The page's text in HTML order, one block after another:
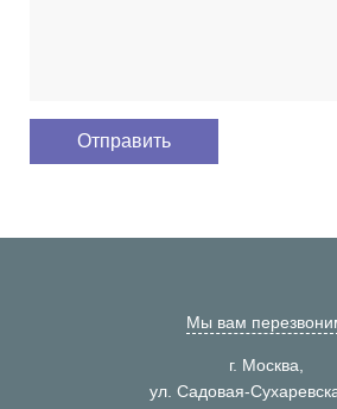
Мы вам
г. Москва,
ул. Садовая-